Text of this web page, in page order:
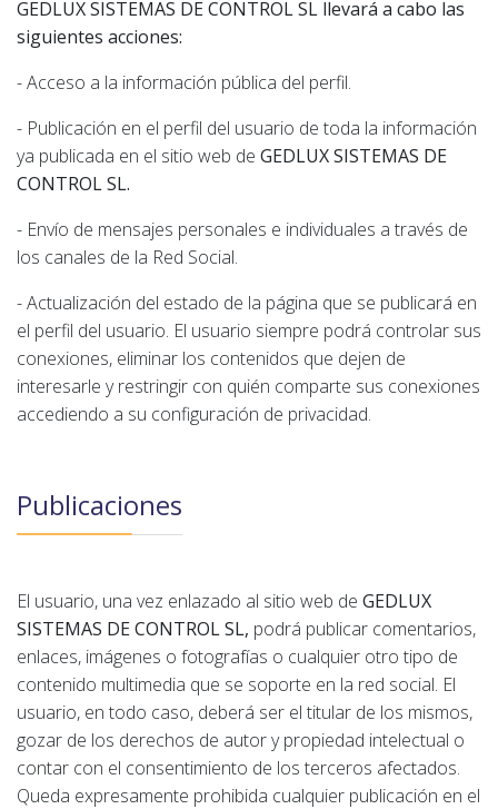
GEDLUX SISTEMAS DE CONTROL SL llevará a cabo las
siguientes acciones:
- Acceso a la información pública del perfil.
- Publicación en el perfil del usuario de toda la información
ya publicada en el sitio web de GEDLUX SISTEMAS DE
CONTROL SL.
- Envío de mensajes personales e individuales a través de
los canales de la Red Social.
- Actualización del estado de la página que se publicará en
el perfil del usuario. El usuario siempre podrá controlar sus
conexiones, eliminar los contenidos que dejen de
interesarle y restringir con quién comparte sus conexiones
accediendo a su configuración de privacidad.
Publicaciones
El usuario, una vez enlazado al sitio web de GEDLUX
SISTEMAS DE CONTROL SL, podrá publicar comentarios,
enlaces, imágenes o fotografías o cualquier otro tipo de
contenido multimedia que se soporte en la red social. El
usuario, en todo caso, deberá ser el titular de los mismos,
gozar de los derechos de autor y propiedad intelectual o
contar con el consentimiento de los terceros afectados.
Queda expresamente prohibida cualquier publicación en el